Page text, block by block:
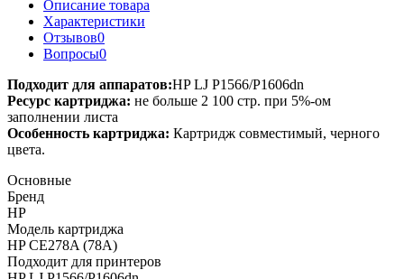
Описание товара
Характеристики
Отзывов0
Вопросы0
Подходит для аппаратов:HP LJ P1566/P1606dn
Ресурс картриджа: не больше 2 100 стр. при 5%-ом
заполнении листа
Особенность картриджа: Картридж совместимый, черного
цвета.
Основные
Бренд
HP
Модель картриджа
HP CE278A (78A)
Подходит для принтеров